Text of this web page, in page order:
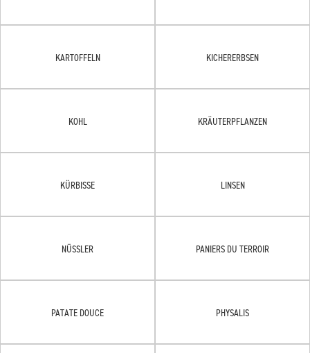
KARTOFFELN KICHERERBSEN
KOHL KRÄUTERPFLANZEN
KÜRBISSE LINSEN
NÜSSLER PANIERS DU TERROIR
PATATE DOUCE PHYSALIS